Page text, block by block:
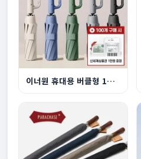
이너원 휴대용 버클형 10K 3단 자동 양우산